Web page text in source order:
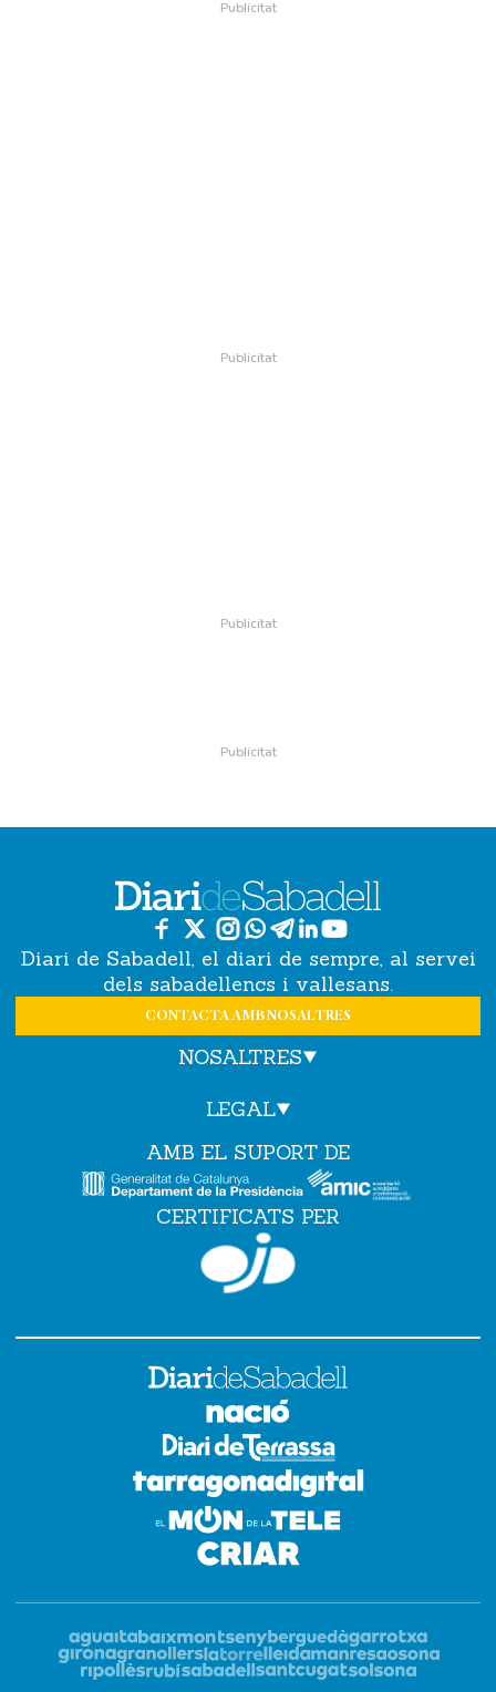
Diari de Sabadell, el diari de sempre, al servei
dels sabadellencs i vallesans.
CONTACTA AMB NOSALTRES
NOSALTRES
LEGAL
AMB EL SUPORT DE
CERTIFICATS PER